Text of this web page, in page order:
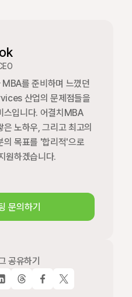
를 준비하며 느꼈던
산업의 문제점들을
스입니다. 어결치MBA
노하우, 그리고 최고의
의 목표를 '합리적'으로
원하겠습니다.
문의하기
공유하기